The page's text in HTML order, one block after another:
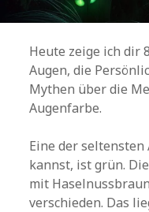
Heute zeige ich dir
Augen, die
Mythen über die
Augenfarbe.
Eine der
kannst, ist grün.
mit
verschieden. Das